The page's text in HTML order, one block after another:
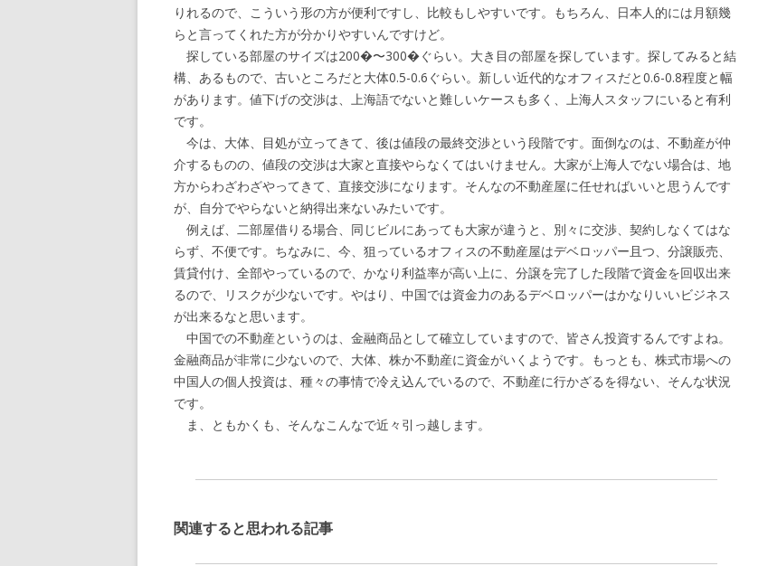
りれるので、こういう形の方が便利ですし、比較もしやすいです。もちろん、日本人的には月額幾
らと言ってくれた方が分かりやすいんですけど。
探している部屋のサイズは200�〜300�ぐらい。大き目の部屋を探しています。探してみると結
構、あるもので、古いところだと大体0.5-0.6ぐらい。新しい近代的なオフィスだと0.6-0.8程度と幅
があります。値下げの交渉は、上海語でないと難しいケースも多く、上海人スタッフにいると有利
です。
今は、大体、目処が立ってきて、後は値段の最終交渉という段階です。面倒なのは、不動産が仲
介するものの、値段の交渉は大家と直接やらなくてはいけません。大家が上海人でない場合は、地
方からわざわざやってきて、直接交渉になります。そんなの不動産屋に任せればいいと思うんです
が、自分でやらないと納得出来ないみたいです。
例えば、二部屋借りる場合、同じビルにあっても大家が違うと、別々に交渉、契約しなくてはな
らず、不便です。ちなみに、今、狙っているオフィスの不動産屋はデベロッパー且つ、分譲販売、
賃貸付け、全部やっているので、かなり利益率が高い上に、分譲を完了した段階で資金を回収出来
るので、リスクが少ないです。やはり、中国では資金力のあるデベロッパーはかなりいいビジネス
が出来るなと思います。
中国での不動産というのは、金融商品として確立していますので、皆さん投資するんですよね。
金融商品が非常に少ないので、大体、株か不動産に資金がいくようです。もっとも、株式市場への
中国人の個人投資は、種々の事情で冷え込んでいるので、不動産に行かざるを得ない、そんな状況
です。
ま、ともかくも、そんなこんなで近々引っ越します。
関連すると思われる記事